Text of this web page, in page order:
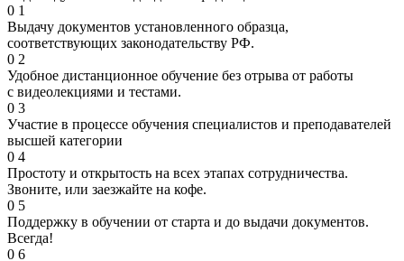
0 1
Выдачу документов установленного образца,
соответствующих законодательству РФ.
0 2
Удобное дистанционное обучение без отрыва от работы
с видеолекциями и тестами.
0 3
Участие в процессе обучения специалистов и преподавателей
высшей категории
0 4
Простоту и открытость на всех этапах сотрудничества.
Звоните, или заезжайте на кофе.
0 5
Поддержку в обучении от старта и до выдачи документов.
Всегда!
0 6